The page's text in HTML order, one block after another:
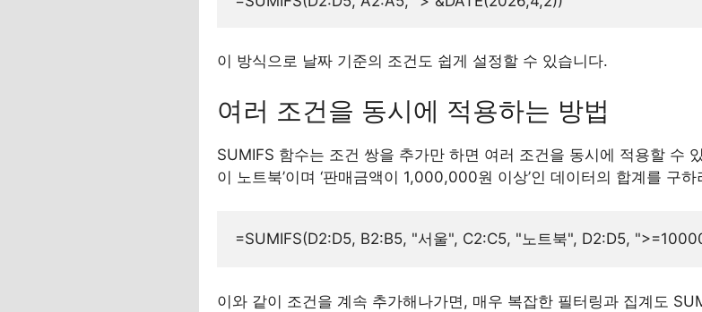
이 방식으로 날짜 기준의 조건도 쉽게 설정할 수 있습니다.
여러 조건을 동시에 적용하는 방법
SUMIFS 함수는 조건 쌍을 추가만 하면 여러 조건을 동시에 적용할 수
이 노트북’이며 ‘판매금액이 1,000,000원 이상’인 데이터의 합계를 구
이와 같이 조건을 계속 추가해나가면, 매우 복잡한 필터링과 집계도